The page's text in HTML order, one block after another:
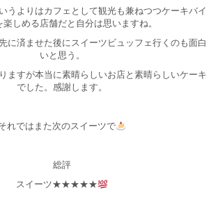
うよりはカフェとして観光も兼ねつつケーキバイ
楽しめる店舗だと自分は思いますね。
に済ませた後にスイーツビュッフェ行くのも面白
いと思う。
ますが本当に素晴らしいお店と素晴らしいケーキ
でした。感謝します。
れではまた次のスイーツで
総評
スイーツ★★★★★